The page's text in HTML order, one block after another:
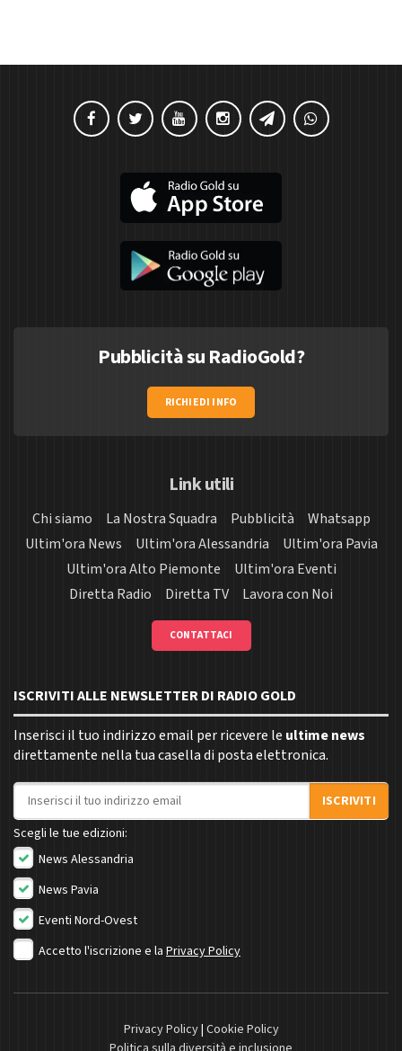
Pubblicità su RadioGold?
RICHIEDI INFO
Link utili
Chi siamo La Nostra Squadra Pubblicità
Whatsapp
Ultim'ora News
Ultim'ora Alessandria
Ultim'ora Pavia
Ultim'ora Alto Piemonte
Ultim'ora Eventi
Diretta Radio
Diretta TV Lavora con Noi
CONTATTACI
ISCRIVITI ALLE NEWSLETTER DI RADIO GOLD
Inserisci il tuo indirizzo email per ricevere le ultime news
direttamente nella tua casella di posta elettronica.
Indirizzo email
ISCRIVITI
Scegli le tue edizioni:
News Alessandria
News Pavia
Eventi Nord-Ovest
Accetto l'iscrizione e la Privacy Policy
Privacy Policy| Cookie Policy